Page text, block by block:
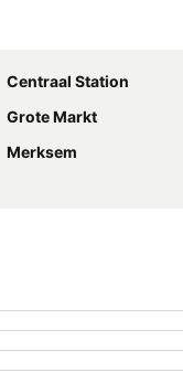
Centraal Station
Grote Markt
Merksem